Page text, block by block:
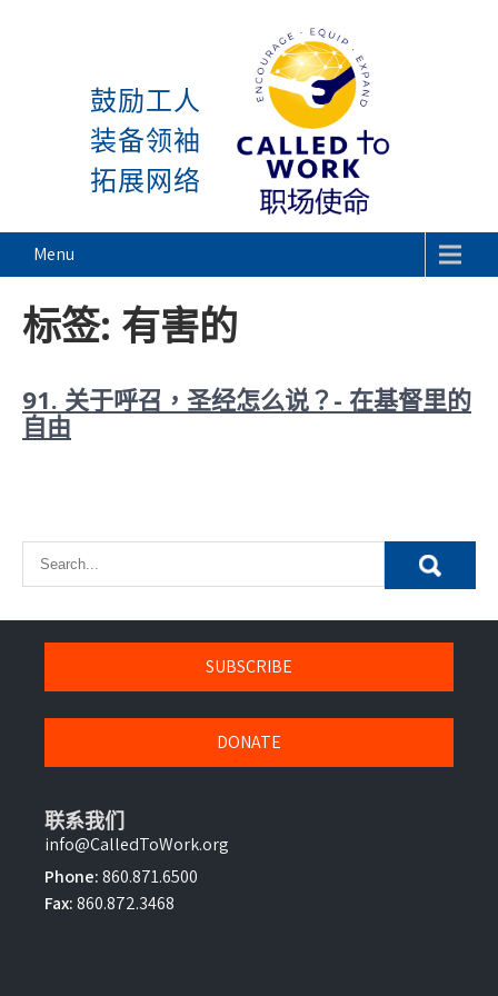
Called To Work
鼓励工人
装备领袖
拓展网络
Menu
标签: 有害的
91. 关于呼召，圣经怎么说？- 在基督里的
自由
SUBSCRIBE
DONATE
联系我们
info@CalledToWork.org
Phone:860.871.6500
Fax:860.872.3468